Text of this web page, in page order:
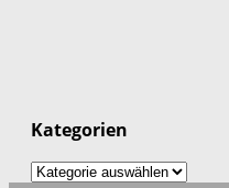
Kategorien
Kategorien